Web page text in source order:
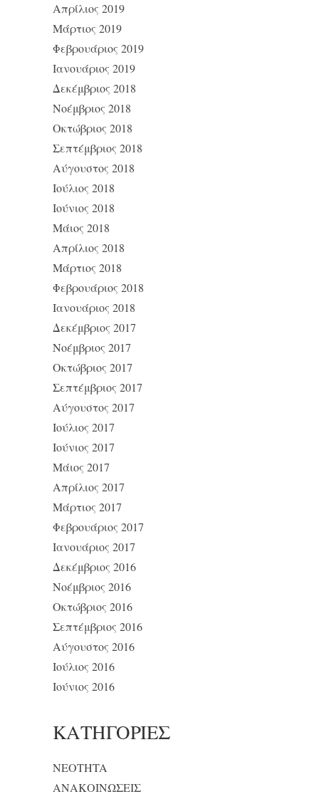
Απρίλιος 2019
Μάρτιος 2019
Φεβρουάριος 2019
Ιανουάριος 2019
Δεκέμβριος 2018
Νοέμβριος 2018
Οκτώβριος 2018
Σεπτέμβριος 2018
Αύγουστος 2018
Ιούλιος 2018
Ιούνιος 2018
Μάιος 2018
Απρίλιος 2018
Μάρτιος 2018
Φεβρουάριος 2018
Ιανουάριος 2018
Δεκέμβριος 2017
Νοέμβριος 2017
Οκτώβριος 2017
Σεπτέμβριος 2017
Αύγουστος 2017
Ιούλιος 2017
Ιούνιος 2017
Μάιος 2017
Απρίλιος 2017
Μάρτιος 2017
Φεβρουάριος 2017
Ιανουάριος 2017
Δεκέμβριος 2016
Νοέμβριος 2016
Οκτώβριος 2016
Σεπτέμβριος 2016
Αύγουστος 2016
Ιούλιος 2016
Ιούνιος 2016
KΑΤΗΓΟΡΊΕΣ
NEOTHTA
ΑΝΑΚΟΙΝΩΣΕΙΣ